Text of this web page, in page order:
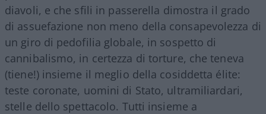
diavoli, e che sfili in passerella dimostra il grado
di assuefazione non meno della consapevolezza di
un giro di pedofilia globale, in sospetto di
cannibalismo, in certezza di torture, che teneva
(tiene!) insieme il meglio della cosiddetta élite:
teste coronate, uomini di Stato, ultramiliardari,
stelle dello spettacolo. Tutti insieme a